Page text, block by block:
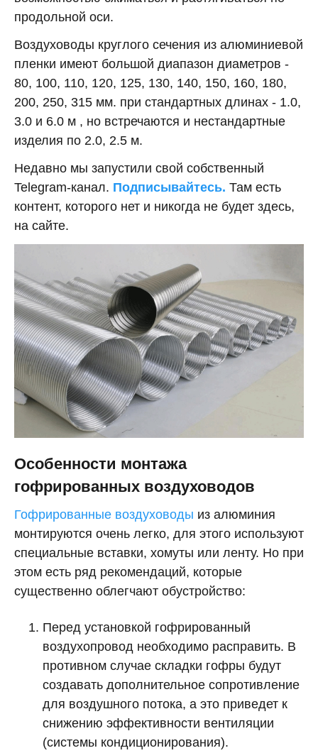
продольной оси.
Воздуховоды круглого сечения из алюминиевой
пленки имеют большой диапазон диаметров -
80, 100, 110, 120, 125, 130, 140, 150, 160, 180,
200, 250, 315 мм. при стандартных длинах - 1.0,
3.0 и 6.0 м , но встречаются и нестандартные
изделия по 2.0, 2.5 м.
Недавно мы запустили свой собственный
Telegram-канал. Подписывайтесь. Там есть
контент, которого нет и никогда не будет здесь,
на сайте.
Особенности монтажа
гофрированных воздуховодов
Гофрированные воздуховоды из алюминия
монтируются очень легко, для этого используют
специальные вставки, хомуты или ленту. Но при
этом есть ряд рекомендаций, которые
существенно облегчают обустройство:
Перед установкой гофрированный
воздухопровод необходимо расправить. В
противном случае складки гофры будут
создавать дополнительное сопротивление
для воздушного потока, а это приведет к
снижению эффективности вентиляции
(системы кондиционирования).